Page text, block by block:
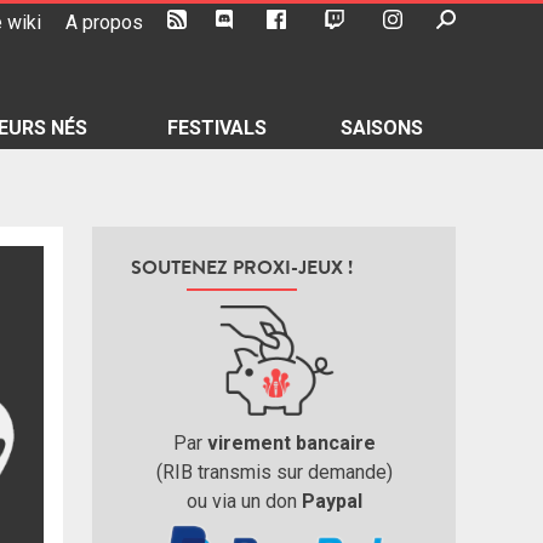
wiki A propos
NÉS FESTIVALS SAISONS
SOUTENEZ PROXI-JEUX !
Par virement bancaire
(RIB transmis sur demande)
ou via un don Paypal